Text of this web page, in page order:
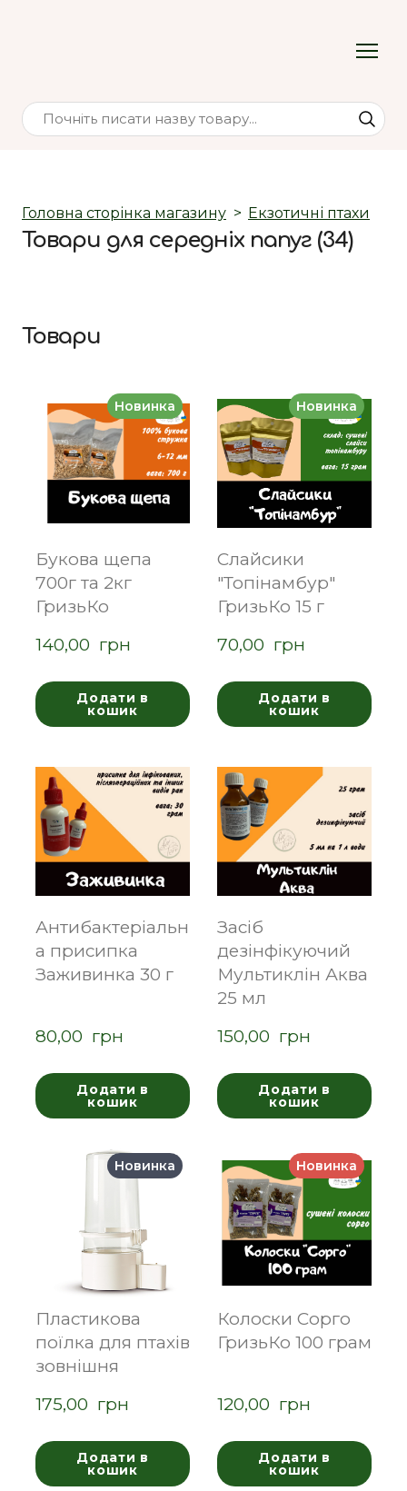
Головна сторінка магазину Екзотичні птахи
Товари для середніх папуг (34)
Товари
Новинка
Букова щепа
700г та 2кг
ГризьКо
140,00  грн
Додати в
кошик
Новинка
Слайсики
"Топінамбур"
ГризьКо 15 г
70,00  грн
Додати в
кошик
Антибактеріальн
а присипка
Заживинка 30 г
80,00  грн
Додати в
кошик
Засіб
дезінфікуючий
Мультиклін Аква
25 мл
150,00  грн
Додати в
кошик
Новинка
Пластикова
поїлка для птахів
зовнішня
175,00  грн
Додати в
кошик
Новинка
Колоски Сорго
ГризьКо 100 грам
120,00  грн
Додати в
кошик